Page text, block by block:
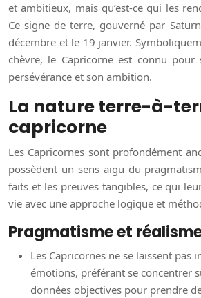
et ambitieux, mais qu’est-ce qui les
Ce signe de terre, gouverné par
décembre et le 19 janvier.
chèvre, le Capricorne est connu pour
persévérance et son ambition.
La nature terre-à-
capricorne
Les Capricornes sont profondément
possèdent un sens aigu du
faits et les preuves tangibles, ce qui
vie avec une approche logique et
Pragmatisme et
Les Capricornes ne se laissent pas
émotions, préférant se concentrer
données objectives pour prendre